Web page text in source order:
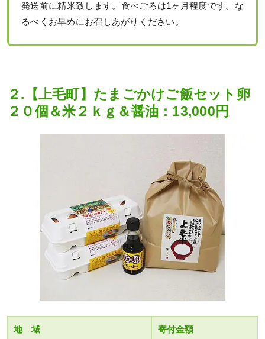
発送前に精米致します。食べごろは1ヶ月程度です。な
るべくお早めにお召しあがりください。
２.【上毛町】たまごかけご飯セット卵
２０個＆米２ｋｇ＆醤油：13,000円
地 域 寄付金額